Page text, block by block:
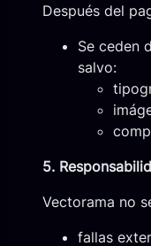
Después del
Se ceden
salvo:
5.
Vectorama no
fallas